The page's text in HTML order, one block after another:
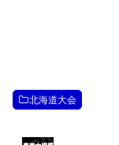
北海道大会